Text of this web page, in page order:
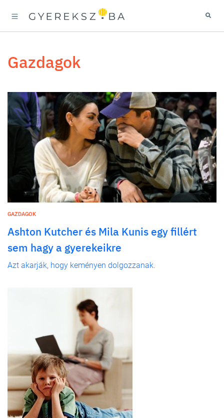
gazdagok
GAZDAGOK
Ashton Kutcher és Mila Kunis egy fillért
sem hagy a gyerekeikre
Azt akarják, hogy keményen dolgozzanak.